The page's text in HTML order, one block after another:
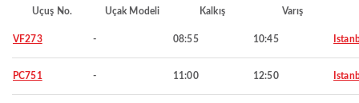
Uçuş No. Uçak Modeli Kalkış Varış
VF273 - 08:55 10:45
PC751 - 11:00 12:50